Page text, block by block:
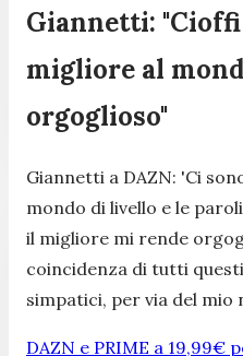
Giannetti:
migliore al
orgoglioso"
Giannetti a DAZN: 'Ci
mondo di livello e le
il migliore mi rende
coincidenza di tutti
simpatici, per via del mio
DAZN e PRIME a 19,99€